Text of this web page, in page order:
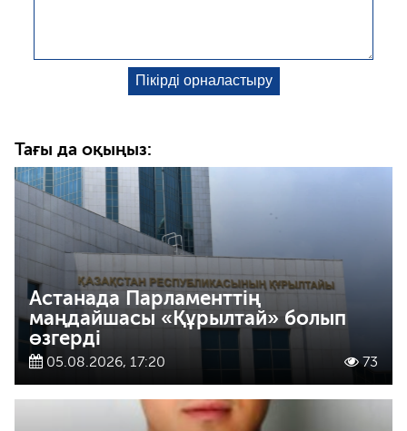
Тағы да оқыңыз:
Астанада Парламенттің
маңдайшасы «Құрылтай» болып
өзгерді
05.08.2026, 17:20 73